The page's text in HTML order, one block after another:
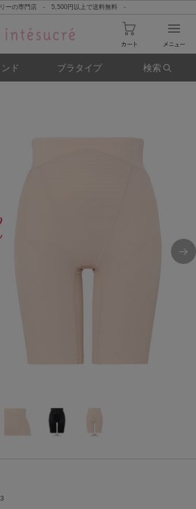
リーの専門店 - 5,500円以上で送料無料 -
ド ブラタイプ 検索